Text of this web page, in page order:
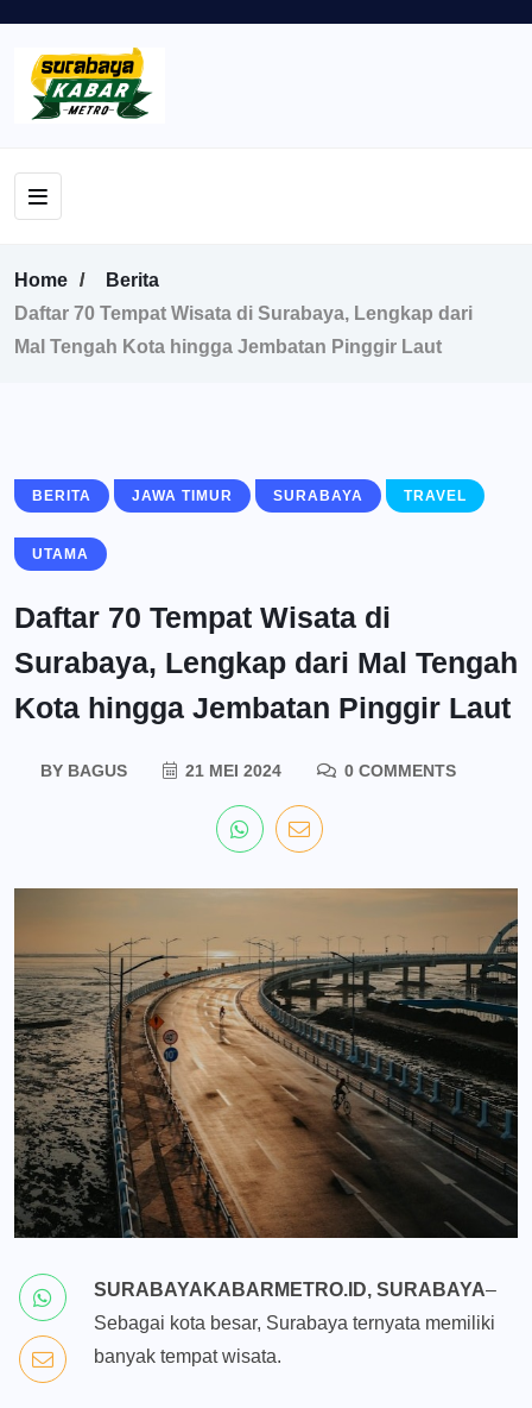
Home
Berita
Daftar 70 Tempat Wisata di Surabaya, Lengkap dari
Mal Tengah Kota hingga Jembatan Pinggir Laut
BERITA JAWA TIMUR SURABAYA TRAVEL
UTAMA
Daftar 70 Tempat Wisata di
Surabaya, Lengkap dari Mal Tengah
Kota hingga Jembatan Pinggir Laut
BY BAGUS 21 MEI 2024 0 COMMENTS
SURABAYAKABARMETRO.ID, SURABAYA–
Sebagai kota besar, Surabaya ternyata memiliki
banyak tempat wisata.